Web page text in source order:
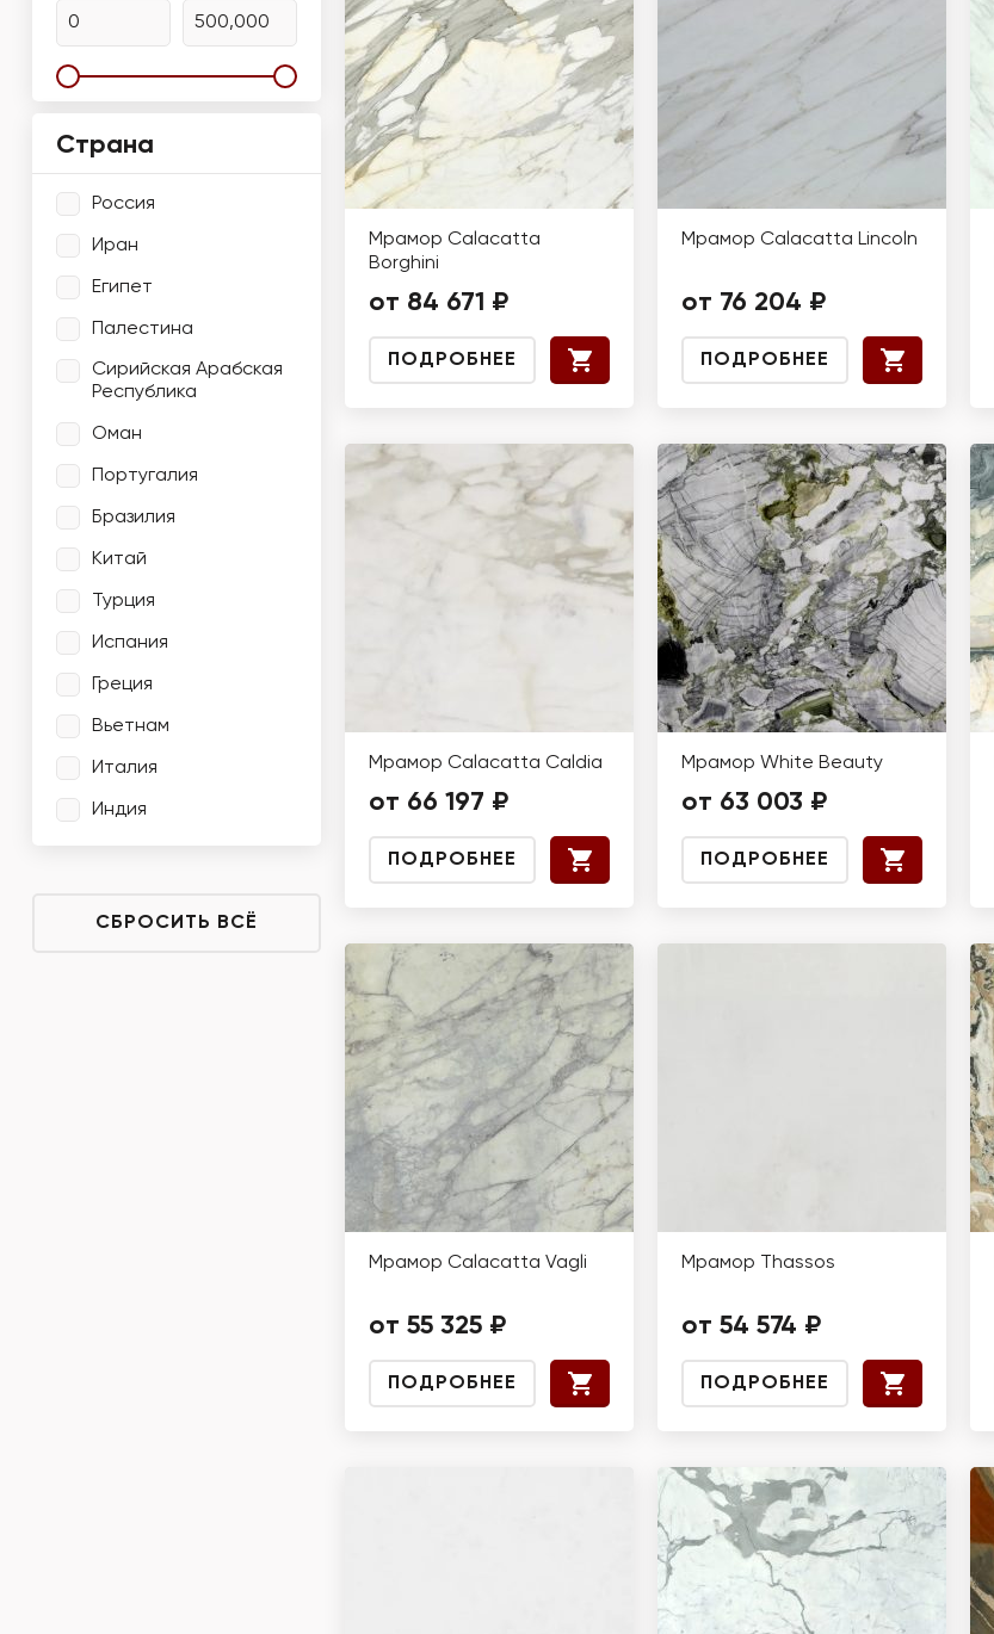
Мрамор Calacatta
Borghini
от 84 671 ₽
ПОДРОБНЕЕ
Мрамор Calacatta Lincoln
от 76 204 ₽
ПОДРОБНЕЕ
Мрамор Calacatta Caldia
от 66 197 ₽
ПОДРОБНЕЕ
Мрамор White Beauty
от 63 003 ₽
ПОДРОБНЕЕ
Мрамор Calacatta Vagli
от 55 325 ₽
ПОДРОБНЕЕ
Мрамор Thassos
от 54 574 ₽
ПОДРОБНЕЕ
Страна
Россия
Иран
Египет
Палестина
Сирийская Арабская
Республика
Оман
Португалия
Бразилия
Китай
Турция
Испания
Греция
Вьетнам
Италия
Индия
СБРОСИТЬ ВСЁ